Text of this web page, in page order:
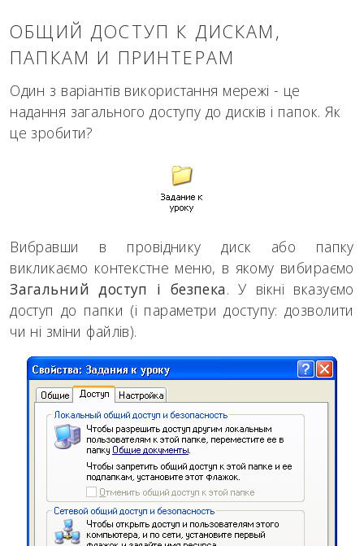
ОБЩИЙ ДОСТУП К ДИСКАМ,
ПАПКАМ И ПРИНТЕРАМ
Один з варіантів використання мережі - це
надання загального доступу до дисків і папок. Як
це зробити?
Вибравши в провіднику диск або папку
викликаємо контекстне меню, в якому вибираємо
Загальний доступ і безпека. У вікні вказуємо
доступ до папки (і параметри доступу: дозволити
чи ні зміни файлів).